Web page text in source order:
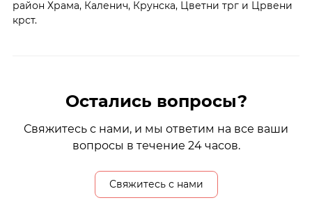
район Храма, Каленич, Крунска, Цветни трг и Црвени
крст.
Остались вопросы?
Свяжитесь с нами, и мы ответим на все ваши
вопросы в течение 24 часов.
Свяжитесь с нами